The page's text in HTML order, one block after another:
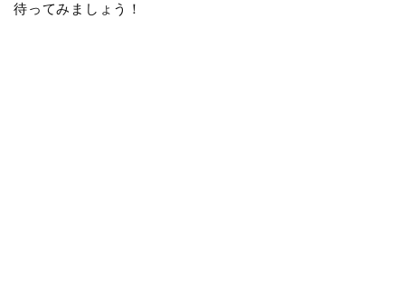
待ってみましょう！